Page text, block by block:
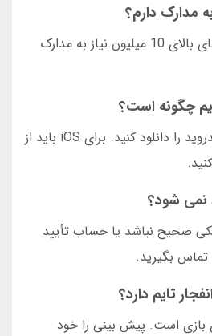
مدارک دارم؟
نه. فقط برای برداشت های بالای 10 میلیون نیاز به مدارک
چگونه است؟
از سایت اصلی نسخه اندروید را دانلود کنید. برای iOS باید از
نمی شود؟
صحیح نباشد یا حساب تأیید
تماس بگیرید.
تایم دارد؟
بازی است. پیش بینی را خود